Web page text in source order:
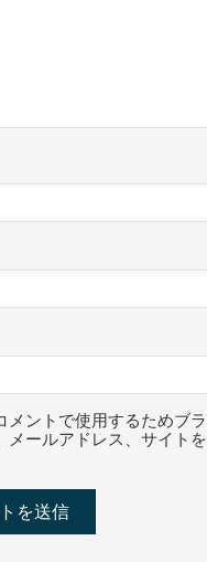
メントで使用するためブ
メールアドレス、サイトを